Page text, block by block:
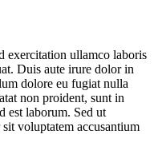
exercitation ullamco laboris
Duis aute irure dolor in
dolore eu fugiat nulla
non proident, sunt in
est laborum. Sed ut
voluptatem accusantium